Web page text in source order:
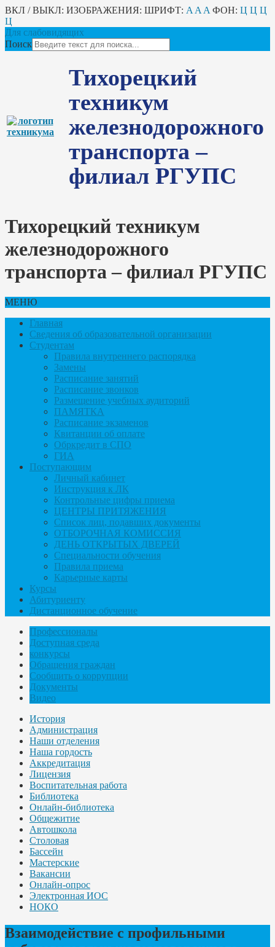
ВКЛ / ВЫКЛ: ИЗОБРАЖЕНИЯ: ШРИФТ: A A A ФОН: Ц Ц Ц
Ц
Для слабовидящих
Поиск
Тихорецкий
техникум
железнодорожного
транспорта –
филиал РГУПС
Тихорецкий техникум
железнодорожного
транспорта – филиал РГУПС
МЕНЮ
Главная
Сведения об образовательной организации
Студентам
Правила внутреннего распорядка
Замены
Расписание занятий
Расписание звонков
Размещение учебных аудиторий
ПАМЯТКА
Расписание экзаменов
Квитанции об оплате
Обркредит в СПО
ГИА
Поступающим
Личный кабинет
Инструкция к ЛК
Контрольные цифры приема
ЦЕНТРЫ ПРИТЯЖЕНИЯ
Список лиц, подавших документы
ОТБОРОЧНАЯ КОМИССИЯ
ДЕНЬ ОТКРЫТЫХ ДВЕРЕЙ
Специальности обучения
Правила приема
Карьерные карты
Курсы
Абитуриенту
Дистанционное обучение
Профессионалы
Доступная среда
конкурсы
Обращения граждан
Сообщить о коррупции
Документы
Видео
История
Администрация
Наши отделения
Наша гордость
Аккредитация
Лицензия
Воспитательная работа
Библиотека
Онлайн-библиотека
Общежитие
Автошкола
Столовая
Бассейн
Мастерские
Вакансии
Онлайн-опрос
Электронная ИОС
НОКО
Взаимодействие с профильными